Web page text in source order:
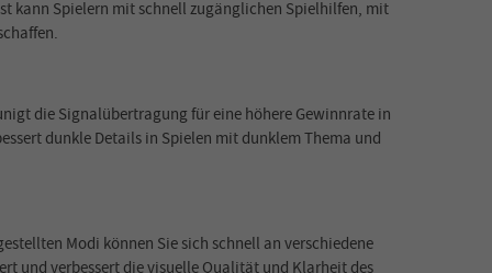
kann Spielern mit schnell zugänglichen Spielhilfen, mit
die Signalübertragung für eine höhere Gewinnrate in
dunkle Details in Spielen mit dunklem Thema und
Modi können Sie sich schnell an verschiedene
und verbessert die visuelle Qualität und Klarheit des